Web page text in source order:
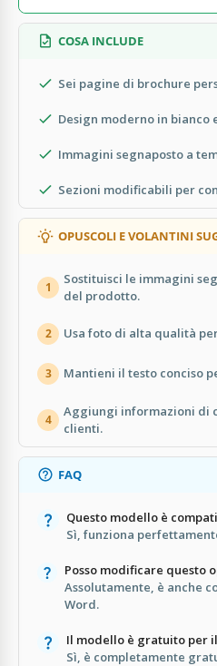
COSA INCLUDE
Sei pagine di brochure
Design moderno in bianco
Immagini segnaposto a
Sezioni modificabili per
OPUSCOLI E VOLANTINI
1
Sostituisci le immagini
del prodotto.
2 Usa foto di alta qualità
3 Mantieni il testo conciso
4
Aggiungi informazioni di
clienti.
FAQ
Questo modello è
Sì, funziona
Posso modificare questo
Assolutamente, è anche
Word.
Il modello è gratuito per
Sì, è completamente